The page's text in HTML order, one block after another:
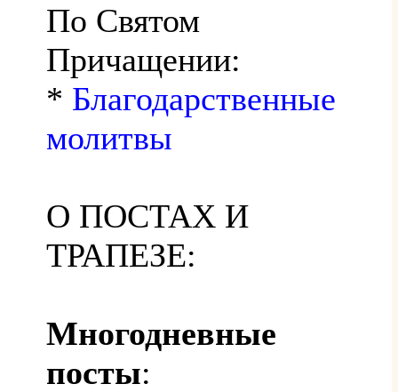
По Святом
Причащении:
* Благодарственные
молитвы
О ПОСТАХ И
ТРАПЕЗЕ:
Многодневные
посты: